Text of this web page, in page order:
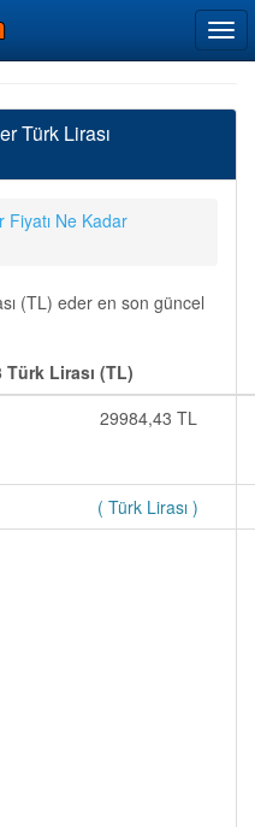
Türk Lirası
Fiyatı Ne Kadar
(TL) eder en son güncel
Türk Lirası (TL)
29984,43 TL
( Türk Lirası )